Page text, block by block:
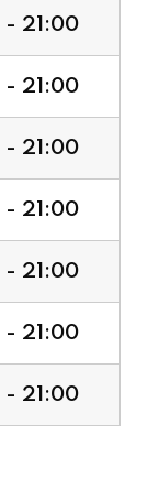
- 21:00
- 21:00
- 21:00
- 21:00
- 21:00
- 21:00
- 21:00